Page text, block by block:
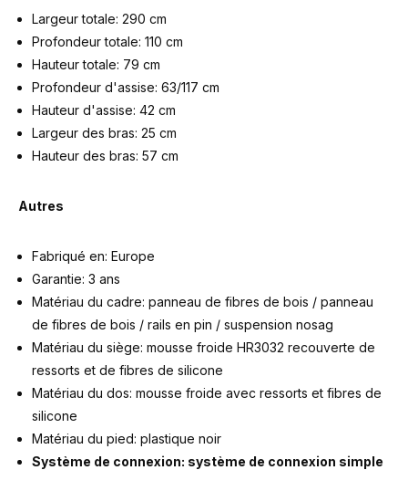
Largeur totale: 290 cm
Profondeur totale: 110 cm
Hauteur totale: 79 cm
Profondeur d'assise: 63/117 cm
Hauteur d'assise: 42 cm
Largeur des bras: 25 cm
Hauteur des bras: 57 cm
Autres
Fabriqué en: Europe
Garantie: 3 ans
Matériau du cadre: panneau de fibres de bois / panneau
de fibres de bois / rails en pin / suspension nosag
Matériau du siège: mousse froide HR3032 recouverte de
ressorts et de fibres de silicone
Matériau du dos: mousse froide avec ressorts et fibres de
silicone
Matériau du pied: plastique noir
Système de connexion: système de connexion simple